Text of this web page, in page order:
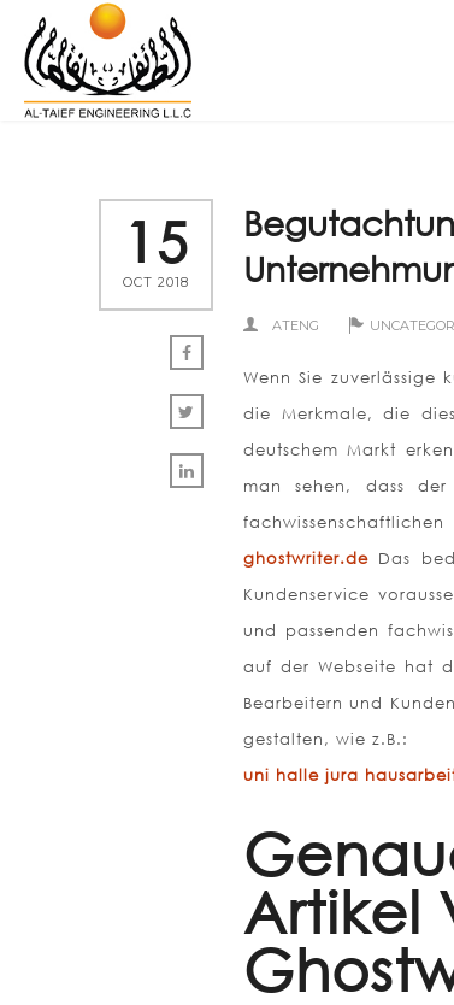
15
OCT 2018
ATENG
Wenn Sie zuverlässige
die Merkmale, die
deutschem Markt
man sehen, dass
ghostwriter.de Das
Kundenservice
und passenden
auf der Webseite hat
Bearbeitern und
gestalten, wie z.B.:
uni halle jura
Artikel